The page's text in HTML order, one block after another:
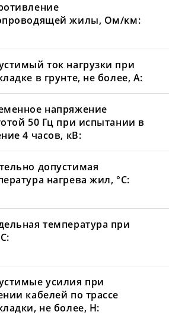
жилы, Ом/км:
ток нагрузки при
в грунте, не более, А:
напряжение
50 Гц при испытании в
4 часов, кВ:
допустимая
нагрева жил, °С:
температура при
усилия при
кабелей по трассе
не более, Н: